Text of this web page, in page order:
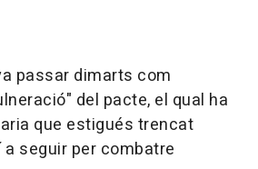
passar dimarts com
del pacte, el qual ha
que estigués trencat
seguir per combatre